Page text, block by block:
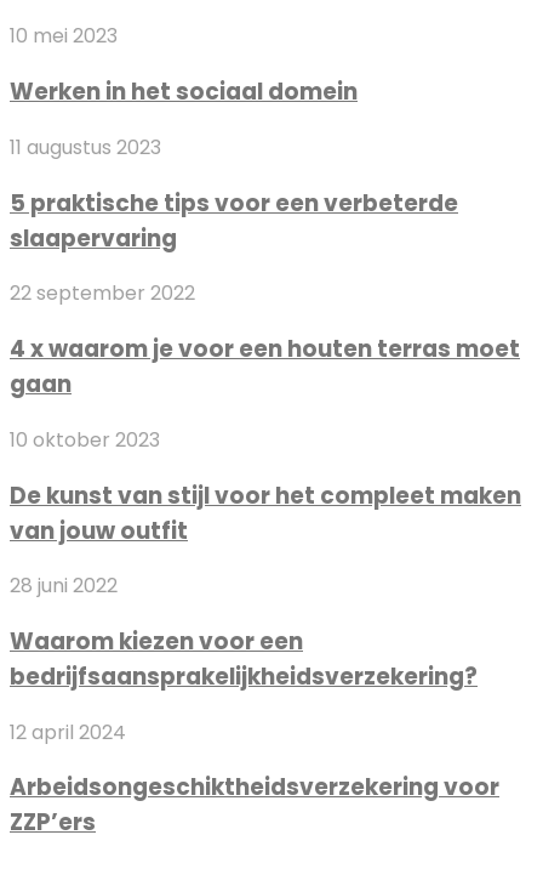
loopbaan
beeld
Werken
het
domein
10 mei 2023
Werken in het sociaal domein
praktische
tips
een
slaapervaring
11 augustus 2023
​​5 praktische tips voor een verbeterde
slaapervaring
4
waarom
je
een
terras
moet
22 september 2022
4 x waarom je voor een houten terras moet
gaan
De
van
stijl
het
maken
van
outfit
10 oktober 2023
De kunst van stijl voor het compleet maken
van jouw outfit
Waarom
voor
een
28 juni 2022
Waarom kiezen voor een
bedrijfsaansprakelijkheidsverzekering?
Arbeidsongeschiktheidsverzekering
ZZP’ers
12 april 2024
Arbeidsongeschiktheidsverzekering voor
ZZP’ers